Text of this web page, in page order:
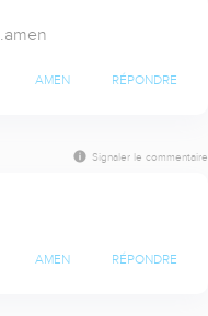
AMEN RÉPONDRE
Signaler le commentaire
AMEN RÉPONDRE